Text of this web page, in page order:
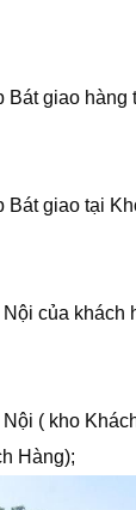
Bát giao hàng
Bát giao tại
của khách
( kho
Hàng);